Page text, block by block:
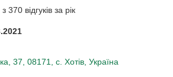
370 відгуків за рік
37, 08171, с. Хотів, Україна